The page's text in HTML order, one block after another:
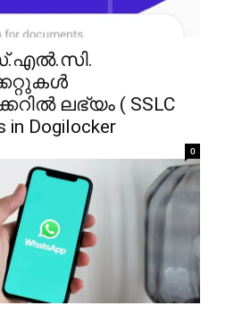
ലഭ്യം ( SSLC
in Dogilocker
0